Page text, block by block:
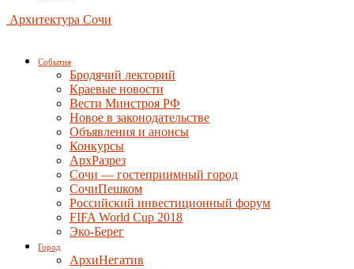
Архитектура Сочи
События
Бродячий лекторий
Краевые новости
Вести Минстроя РФ
Новое в законодательстве
Объявления и анонсы
Конкурсы
АрхРазрез
Сочи — гостеприимный город
СочиПешком
Российский инвестиционный форум
FIFA World Cup 2018
Эко-Берег
Город
АрхиНегатив